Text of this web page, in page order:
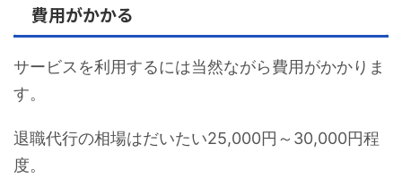
費用がかかる
サービスを利用するには当然ながら費用がかかりま
す。
退職代行の相場はだいたい25,000円～30,000円程
度。